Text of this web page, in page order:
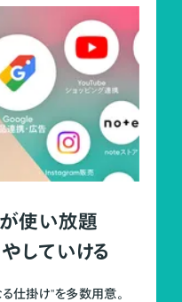
使い放題
していける
仕掛け"を多数用意。